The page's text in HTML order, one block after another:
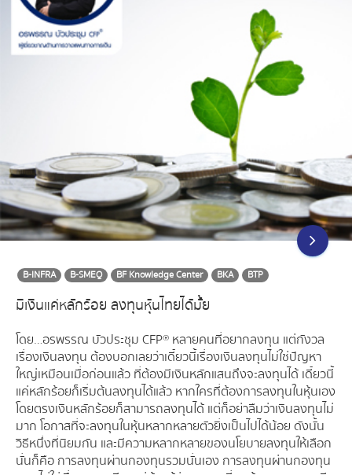
B-INFRA B-SMEQ BF Knowledge Center BKA BTP
มีเงินแค่หลักร้อย ลงทุนหุ้นไทยได้มั้ย
โดย…อรพรรณ บัวประชุม CFP® หลายคนที่อยากลงทุน แต่กังวล
เรื่องเงินลงทุน ต้องบอกเลยว่าเดี๋ยวนี้เรื่องเงินลงทุนไม่ใช่ปัญหา
ใหญ่เหมือนเมื่อก่อนแล้ว ที่ต้องมีเงินหลักแสนถึงจะลงทุนได้ เดี๋ยวนี้
แค่หลักร้อยก็เริ่มต้นลงทุนได้แล้ว หากใครที่ต้องการลงทุนในหุ้นเอง
โดยตรงเงินหลักร้อยก็สามารถลงทุนได้ แต่ก็อย่าลืมว่าเงินลงทุนไม่
มาก โอกาสที่จะลงทุนในหุ้นหลากหลายตัวยิ่งเป็นไปได้น้อย ดังนั้น
วิธีหนึ่งที่นิยมกัน และมีความหลากหลายของนโยบายลงทุนให้เลือก
นั่นก็คือ การลงทุนผ่านกองทุนรวมนั่นเอง การลงทุนผ่านกองทุน